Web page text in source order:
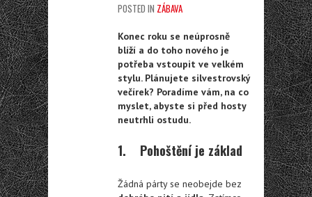
POSTED IN ZÁBAVA
Konec roku se neúprosně
blíží a do toho nového je
potřeba vstoupit ve velkém
stylu. Plánujete silvestrovský
večírek? Poradíme vám, na co
myslet, abyste si před hosty
neutrhli ostudu.
1. Pohoštění je základ
Žádná párty se neobejde bez